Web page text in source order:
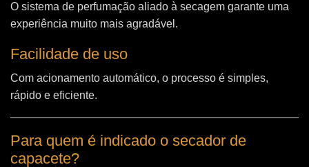
O sistema de perfumação aliado à secagem garante uma
experiência muito mais agradável.
Facilidade de uso
Com acionamento automático, o processo é simples,
rápido e eficiente.
Para quem é indicado o secador de
capacete?